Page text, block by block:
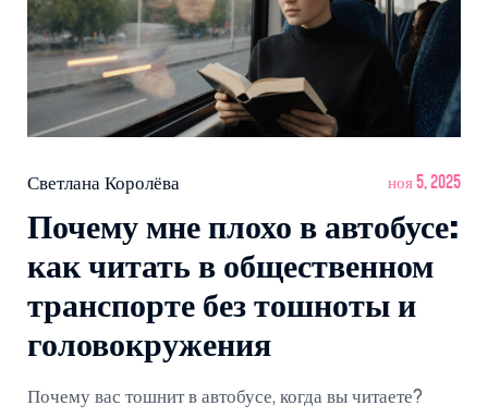
Светлана Королёва ноя 5, 2025
Почему мне плохо в автобусе:
как читать в общественном
транспорте без тошноты и
головокружения
Почему вас тошнит в автобусе, когда вы читаете?